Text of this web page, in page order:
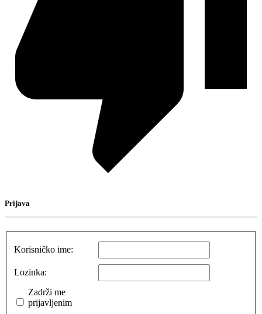
Prijava
Korisničko ime:
Lozinka:
Zadrži me
prijavljenim